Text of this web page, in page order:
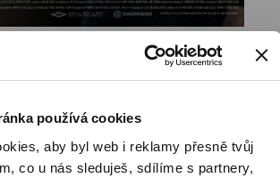
používá cookies
aby byl web i reklamy přesně tvůj
co u nás sleduješ, sdílíme s partnery,
Dramatické filmy